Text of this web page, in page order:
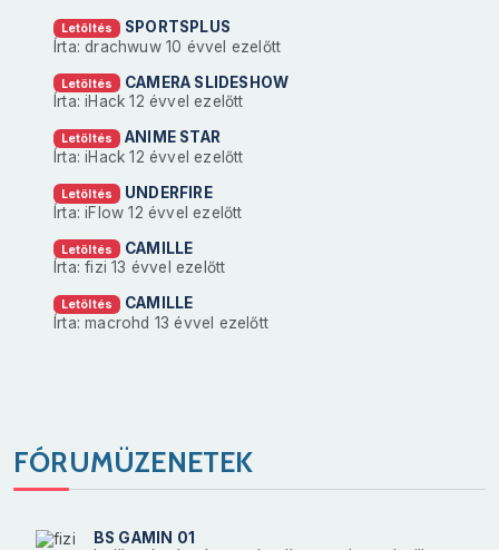
Letöltés
SPORTSPLUS
Írta: drachwuw 10 évvel ezelőtt
Letöltés
CAMERA SLIDESHOW
Írta: iHack12 évvel ezelőtt
Letöltés
ANIME STAR
Írta: iHack12 évvel ezelőtt
Letöltés
UNDERFIRE
Írta: iFlow12 évvel ezelőtt
Letöltés
CAMILLE
Írta: fizi13 évvel ezelőtt
Letöltés
CAMILLE
Írta: macrohd 13 évvel ezelőtt
FÓRUMÜZENETEK
BS GAMIN 01